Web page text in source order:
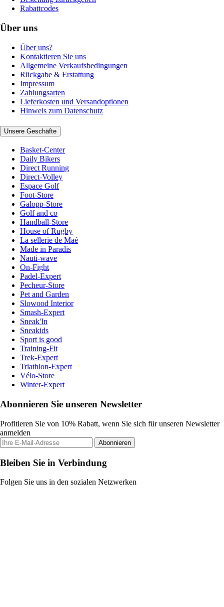
Rabattcodes
Über uns
Über uns?
Kontaktieren Sie uns
Allgemeine Verkaufsbedingungen
Rückgabe & Erstattung
Impressum
Zahlungsarten
Lieferkosten und Versandoptionen
Hinweis zum Datenschutz
Unsere Geschäfte
Basket-Center
Daily Bikers
Direct Running
Direct-Volley
Espace Golf
Foot-Store
Galopp-Store
Golf and co
Handball-Store
House of Rugby
La sellerie de Maé
Made in Paradis
Nauti-wave
On-Fight
Padel-Expert
Pecheur-Store
Pet and Garden
Slowood Interior
Smash-Expert
Sneak'In
Sneakids
Sport is good
Training-Fit
Trek-Expert
Triathlon-Expert
Vélo-Store
Winter-Expert
Abonnieren Sie unseren Newsletter
Profitieren Sie von 10% Rabatt, wenn Sie sich für unseren Newsletter
anmelden
Abonnieren
Bleiben Sie in Verbindung
Folgen Sie uns in den sozialen Netzwerken